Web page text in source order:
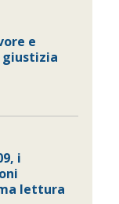
e
giustizia
i
lettura